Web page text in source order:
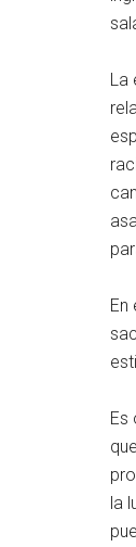
La
En
Es
la